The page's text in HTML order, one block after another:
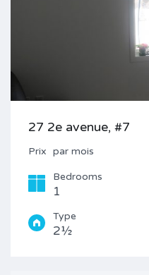
27 2e avenue, #7
Prix par mois
Bedrooms
1
Type
2½